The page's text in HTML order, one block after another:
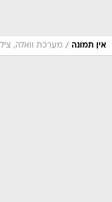
אין תמונה / מערכת וואלה,